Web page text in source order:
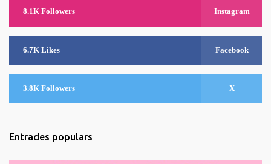
8.1K Followers Instagram
6.7K Likes Facebook
3.8K Followers X
Entrades populars